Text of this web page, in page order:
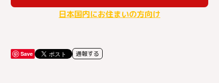
日本国内にお住まいの方向け
Save 通報する